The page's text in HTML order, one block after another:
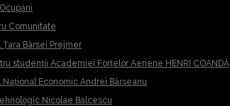
Comunitate
Bârsei Prejmer
studenții Academiei Forțelor Aeriene HENRI COANDĂ
Economic Andrei Bârseanu
Nicolae Bălcescu